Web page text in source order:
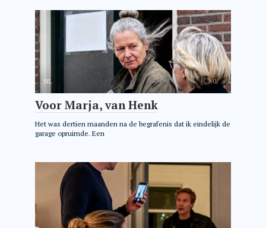
NL 0
Voor Marja, van Henk
Het was dertien maanden na de begrafenis dat ik eindelijk de
garage opruimde. Een